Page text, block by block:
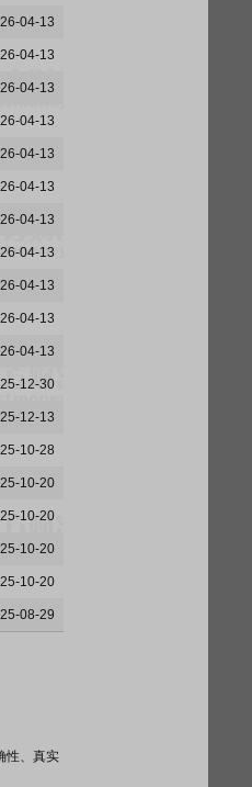
04-13
04-13
04-13
04-13
04-13
04-13
04-13
04-13
04-13
04-13
04-13
12-30
12-13
10-28
10-20
10-20
10-20
10-20
08-29
性、真实